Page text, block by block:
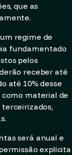
que as
regime de
fundamentado
pelos
receber até
até 10% desse
material de
terceirizados,
será anual e
explícita